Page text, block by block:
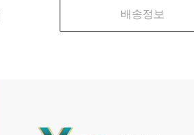
배송정보